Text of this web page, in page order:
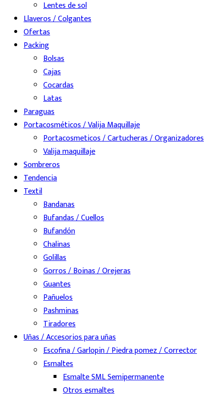
Lentes de sol
Llaveros / Colgantes
Ofertas
Packing
Bolsas
Cajas
Cocardas
Latas
Paraguas
Portacosméticos / Valija Maquillaje
Portacosmeticos / Cartucheras / Organizadores
Valija maquillaje
Sombreros
Tendencia
Textil
Bandanas
Bufandas / Cuellos
Bufandón
Chalinas
Golillas
Gorros / Boinas / Orejeras
Guantes
Pañuelos
Pashminas
Tiradores
Uñas / Accesorios para uñas
Escofina / Garlopin / Piedra pomez / Corrector
Esmaltes
Esmalte SML Semipermanente
Otros esmaltes